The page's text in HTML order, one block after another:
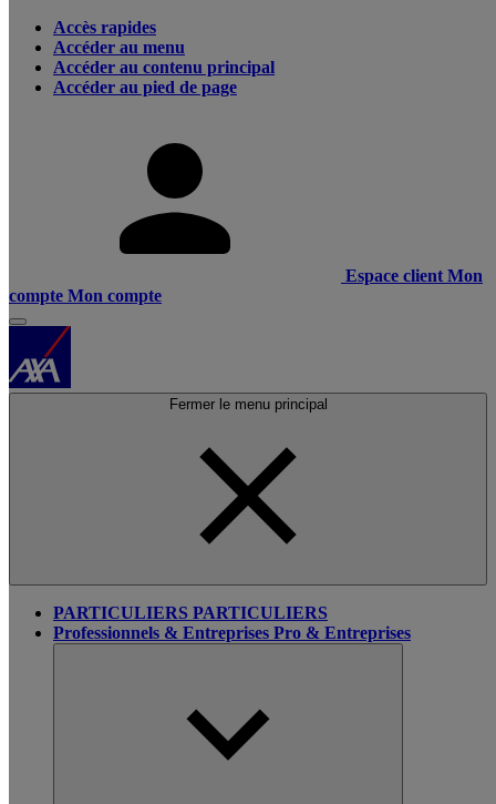
Accès rapides
Accéder au menu
Accéder au contenu principal
Accéder au pied de page
Espace client Mon
compte Mon compte
Fermer le menu principal
PARTICULIERS PARTICULIERS
Professionnels & Entreprises Pro & Entreprises